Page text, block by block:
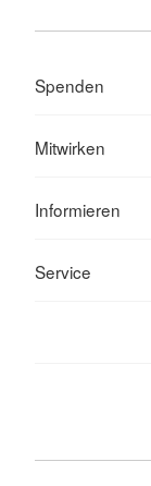
Spenden
Mitwirken
Informieren
Service